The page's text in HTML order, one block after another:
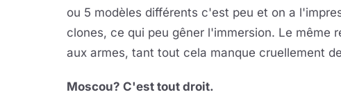
ou 5 modèles différents c'est peu et on a
clones, ce qui peu gêner l'immersion. Le même
aux armes, tant tout cela manque cruellement
Moscou? C'est tout droit.